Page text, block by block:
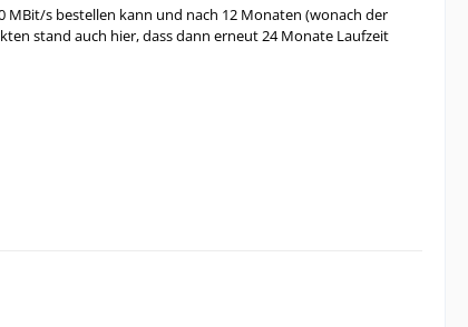
MBit/s bestellen kann und nach 12 Monaten (wonach der
stand auch hier, dass dann erneut 24 Monate Laufzeit